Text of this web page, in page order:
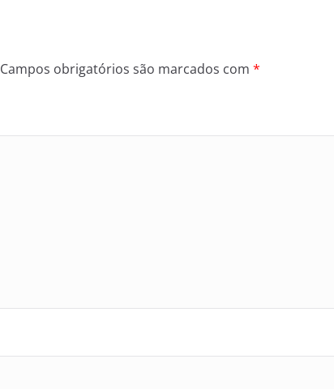
Campos obrigatórios são marcados com *